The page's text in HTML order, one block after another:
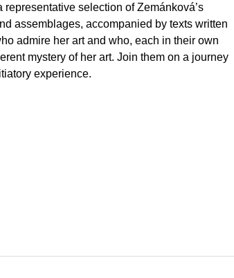
selection of Zemánková’s
assemblages, accompanied by texts written
admire her art and who, each in their own
mystery of her art. Join them on a journey
experience.